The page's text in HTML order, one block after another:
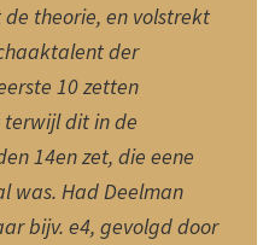
theorie, en volstrekt
der
10 zetten
dit in de
14en zet, die eene
was. Had Deelman
bijv. e4, gevolgd door